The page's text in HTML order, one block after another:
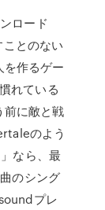
ロード
とのない
を作るゲー
れている
前に敵と戦
のよう
なら、最
のシング
プレ